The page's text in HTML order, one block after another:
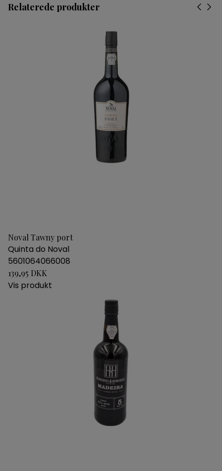
Relaterede produkter
Noval Tawny port
Quinta do Noval
5601064066008
139,95 DKK
Vis produkt